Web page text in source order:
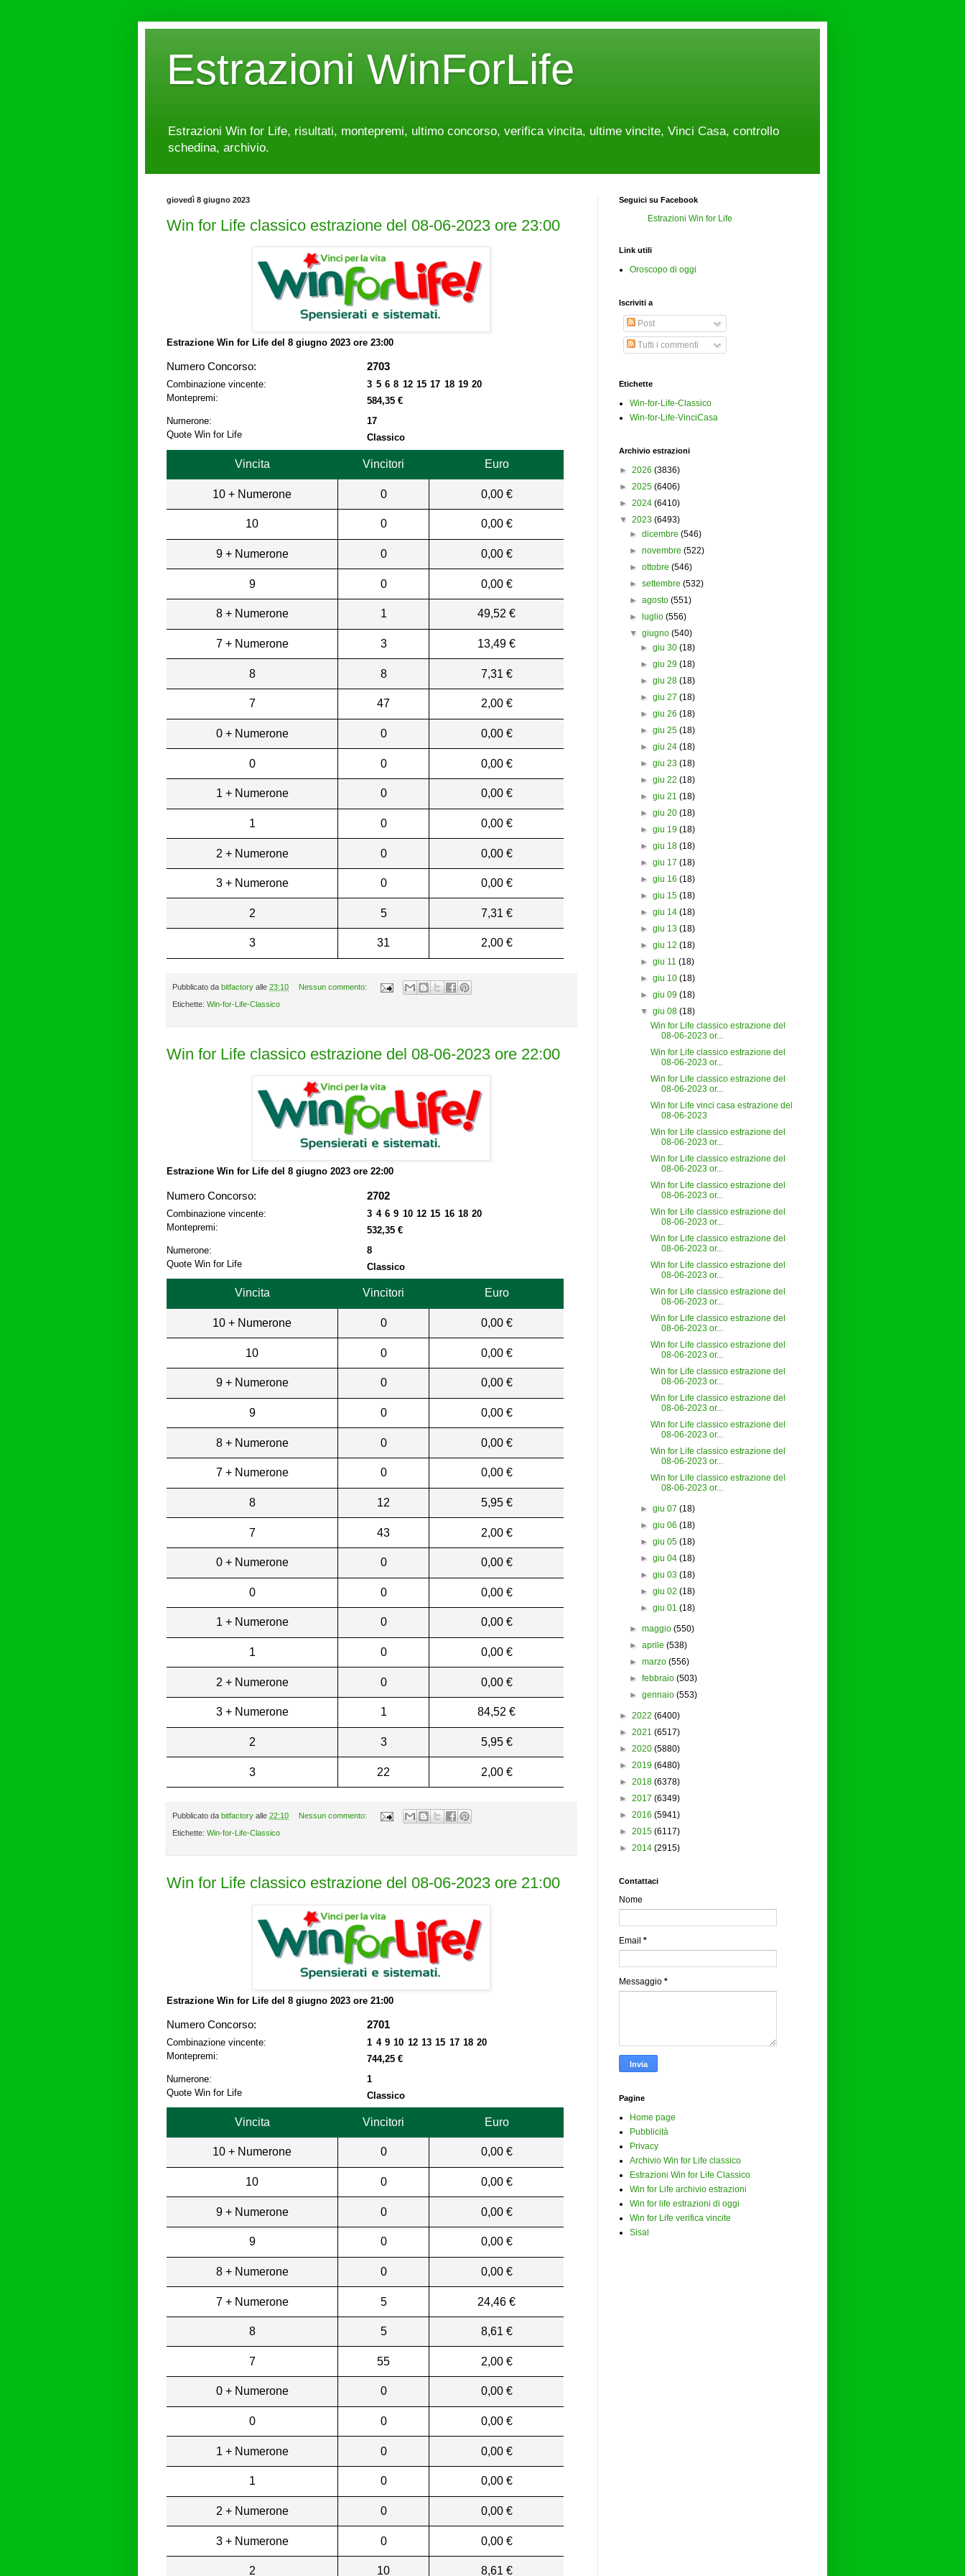
Estrazioni WinForLife
Estrazioni Win for Life, risultati, montepremi, ultimo concorso, verifica vincita, ultime vincite, Vinci Casa, controllo
schedina, archivio.
giovedì 8 giugno 2023
Win for Life classico estrazione del 08-06-2023 ore 23:00
Estrazione Win for Life del 8 giugno 2023 ore 23:00
Numero Concorso: 2703
Combinazione vincente:
3 5 6 8 12 15 17 18 19 20
Montepremi:
584,35 €
Numerone:
17
Quote Win for Life
Classico
Vincita Vincitori Euro
10 + Numerone 0 0,00 €
10 0 0,00 €
9 + Numerone 0 0,00 €
9 0 0,00 €
8 + Numerone 1 49,52 €
7 + Numerone 3 13,49 €
8 8 7,31 €
7 47 2,00 €
0 + Numerone 0 0,00 €
0 0 0,00 €
1 + Numerone 0 0,00 €
1 0 0,00 €
2 + Numerone 0 0,00 €
3 + Numerone 0 0,00 €
2 5 7,31 €
3 31 2,00 €
Pubblicato da bitfactory alle 23:10 Nessun commento:
Etichette: Win-for-Life-Classico
Win for Life classico estrazione del 08-06-2023 ore 22:00
Estrazione Win for Life del 8 giugno 2023 ore 22:00
Numero Concorso: 2702
Combinazione vincente:
3 4 6 9 10 12 15 16 18 20
Montepremi:
532,35 €
Numerone:
8
Quote Win for Life
Classico
Vincita Vincitori Euro
10 + Numerone 0 0,00 €
10 0 0,00 €
9 + Numerone 0 0,00 €
9 0 0,00 €
8 + Numerone 0 0,00 €
7 + Numerone 0 0,00 €
8 12 5,95 €
7 43 2,00 €
0 + Numerone 0 0,00 €
0 0 0,00 €
1 + Numerone 0 0,00 €
1 0 0,00 €
2 + Numerone 0 0,00 €
3 + Numerone 1 84,52 €
2 3 5,95 €
3 22 2,00 €
Pubblicato da bitfactory alle 22:10 Nessun commento:
Etichette: Win-for-Life-Classico
Win for Life classico estrazione del 08-06-2023 ore 21:00
Estrazione Win for Life del 8 giugno 2023 ore 21:00
Numero Concorso: 2701
Combinazione vincente:
1 4 9 10 12 13 15 17 18 20
Montepremi:
744,25 €
Numerone:
1
Quote Win for Life
Classico
Vincita Vincitori Euro
10 + Numerone 0 0,00 €
10 0 0,00 €
9 + Numerone 0 0,00 €
9 0 0,00 €
8 + Numerone 0 0,00 €
7 + Numerone 5 24,46 €
8 5 8,61 €
7 55 2,00 €
0 + Numerone 0 0,00 €
0 0 0,00 €
1 + Numerone 0 0,00 €
1 0 0,00 €
2 + Numerone 0 0,00 €
3 + Numerone 0 0,00 €
2 10 8,61 €
Seguici su Facebook
Estrazioni Win for Life
Link utili
Oroscopo di oggi
Iscriviti a
Post
Tutti i commenti
Etichette
Win-for-Life-Classico
Win-for-Life-VinciCasa
Archivio estrazioni
► 2026 (3836)
► 2025 (6406)
► 2024 (6410)
▼ 2023 (6493)
►dicembre (546)
►novembre (522)
►ottobre (546)
►settembre (532)
►agosto (551)
►
luglio (556)
▼ giugno (540)
► giu 30 (18)
► giu 29 (18)
► giu 28 (18)
► giu 27 (18)
► giu 26 (18)
► giu 25 (18)
► giu 24 (18)
► giu 23 (18)
► giu 22 (18)
► giu 21 (18)
► giu 20 (18)
► giu 19 (18)
► giu 18 (18)
► giu 17 (18)
► giu 16 (18)
► giu 15 (18)
► giu 14 (18)
► giu 13 (18)
► giu 12 (18)
► giu 11 (18)
► giu 10 (18)
► giu 09 (18)
▼ giu 08 (18)
Win for Life classico estrazione del
08-06-2023 or...
Win for Life classico estrazione del
08-06-2023 or...
Win for Life classico estrazione del
08-06-2023 or...
Win for Life vinci casa estrazione del
08-06-2023
Win for Life classico estrazione del
08-06-2023 or...
Win for Life classico estrazione del
08-06-2023 or...
Win for Life classico estrazione del
08-06-2023 or...
Win for Life classico estrazione del
08-06-2023 or...
Win for Life classico estrazione del
08-06-2023 or...
Win for Life classico estrazione del
08-06-2023 or...
Win for Life classico estrazione del
08-06-2023 or...
Win for Life classico estrazione del
08-06-2023 or...
Win for Life classico estrazione del
08-06-2023 or...
Win for Life classico estrazione del
08-06-2023 or...
Win for Life classico estrazione del
08-06-2023 or...
Win for Life classico estrazione del
08-06-2023 or...
Win for Life classico estrazione del
08-06-2023 or...
Win for Life classico estrazione del
08-06-2023 or...
► giu 07 (18)
► giu 06 (18)
► giu 05 (18)
► giu 04 (18)
► giu 03 (18)
► giu 02 (18)
► giu 01 (18)
►maggio (550)
►aprile (538)
►marzo (556)
►febbraio (503)
►gennaio (553)
► 2022 (6400)
► 2021 (6517)
► 2020 (5880)
► 2019 (6480)
► 2018 (6378)
► 2017 (6349)
► 2016 (5941)
► 2015 (6117)
► 2014 (2915)
Contattaci
Nome
Email *
Messaggio *
Pagine
Home page
Pubblicità
Privacy
Archivio Win for Life classico
Estrazioni Win for Life Classico
Win for Life archivio estrazioni
Win for life estrazioni di oggi
Win for Life verifica vincite
Sisal